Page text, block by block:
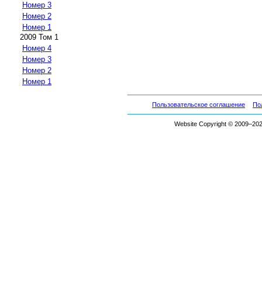
Номер 3
Номер 2
Номер 1
2009 Том 1
Номер 4
Номер 3
Номер 2
Номер 1
Пользовательское соглашение
Website Copyright ©